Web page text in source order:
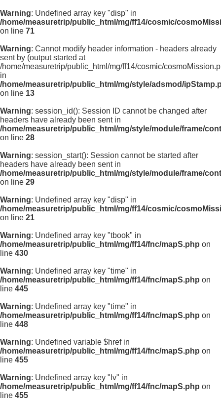
Warning: Undefined array key "disp" in
/home/measuretrip/public_html/mg/ff14/cosmic/
on line 71
Warning: Cannot modify header information - headers already
sent by (output started at
/home/measuretrip/public_html/mg/ff14/cosmic/
in
/home/measuretrip/public_html/mg/style/adsmod/
on line 13
Warning: session_id(): Session ID cannot be changed after
headers have already been sent in
/home/measuretrip/public_html/mg/style/module/frame/
on line 28
Warning: session_start(): Session cannot be started after
headers have already been sent in
/home/measuretrip/public_html/mg/style/module/frame/
on line 29
Warning: Undefined array key "disp" in
/home/measuretrip/public_html/mg/ff14/cosmic/
on line 21
Warning: Undefined array key "tbook" in
/home/measuretrip/public_html/mg/ff14/fnc/mapS.php on
line 430
Warning: Undefined array key "time" in
/home/measuretrip/public_html/mg/ff14/fnc/mapS.php on
line 445
Warning: Undefined array key "time" in
/home/measuretrip/public_html/mg/ff14/fnc/mapS.php on
line 448
Warning: Undefined variable $href in
/home/measuretrip/public_html/mg/ff14/fnc/mapS.php on
line 455
Warning: Undefined array key "lv" in
/home/measuretrip/public_html/mg/ff14/fnc/mapS.php on
line 455